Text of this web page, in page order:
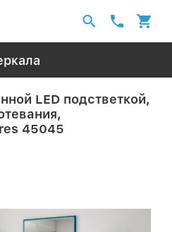
LED подстветкой,
45045